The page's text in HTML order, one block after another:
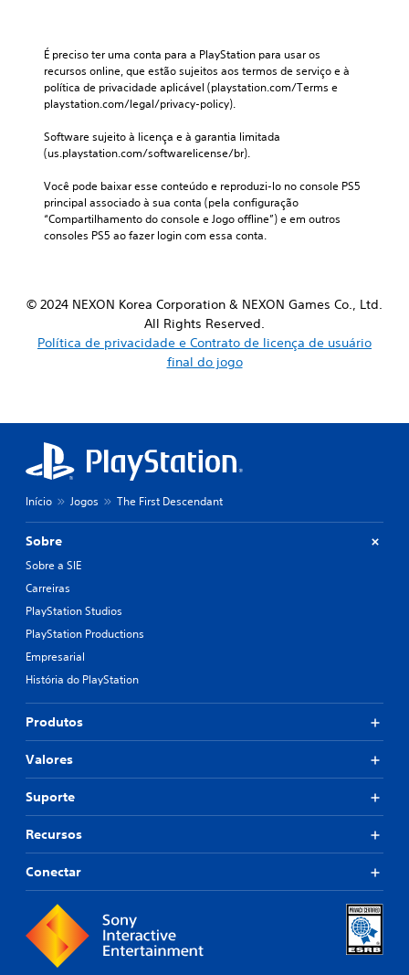
É preciso ter uma conta para a PlayStation para usar os
recursos online, que estão sujeitos aos termos de serviço e à
política de privacidade aplicável (playstation.com/Terms e
playstation.com/legal/privacy-policy).
Software sujeito à licença e à garantia limitada
(us.playstation.com/softwarelicense/br).
Você pode baixar esse conteúdo e reproduzi-lo no console PS5
principal associado à sua conta (pela configuração
“Compartilhamento do console e Jogo offline”) e em outros
consoles PS5 ao fazer login com essa conta.
© 2024 NEXON Korea Corporation & NEXON Games Co., Ltd.
All Rights Reserved.
Política de privacidade e Contrato de licença de usuário
final do jogo
Início Jogos The First Descendant
Sobre
Sobre a SIE
Carreiras
PlayStation Studios
PlayStation Productions
Empresarial
História do PlayStation
Produtos
Valores
Suporte
Recursos
Conectar